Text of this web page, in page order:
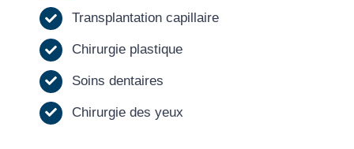
Transplantation capillaire
Chirurgie plastique
Soins dentaires
Chirurgie des yeux